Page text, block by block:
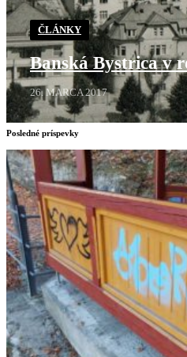
ČLÁNKY
Banská Bystrica v
26. MARCA 2017
Posledné príspevky